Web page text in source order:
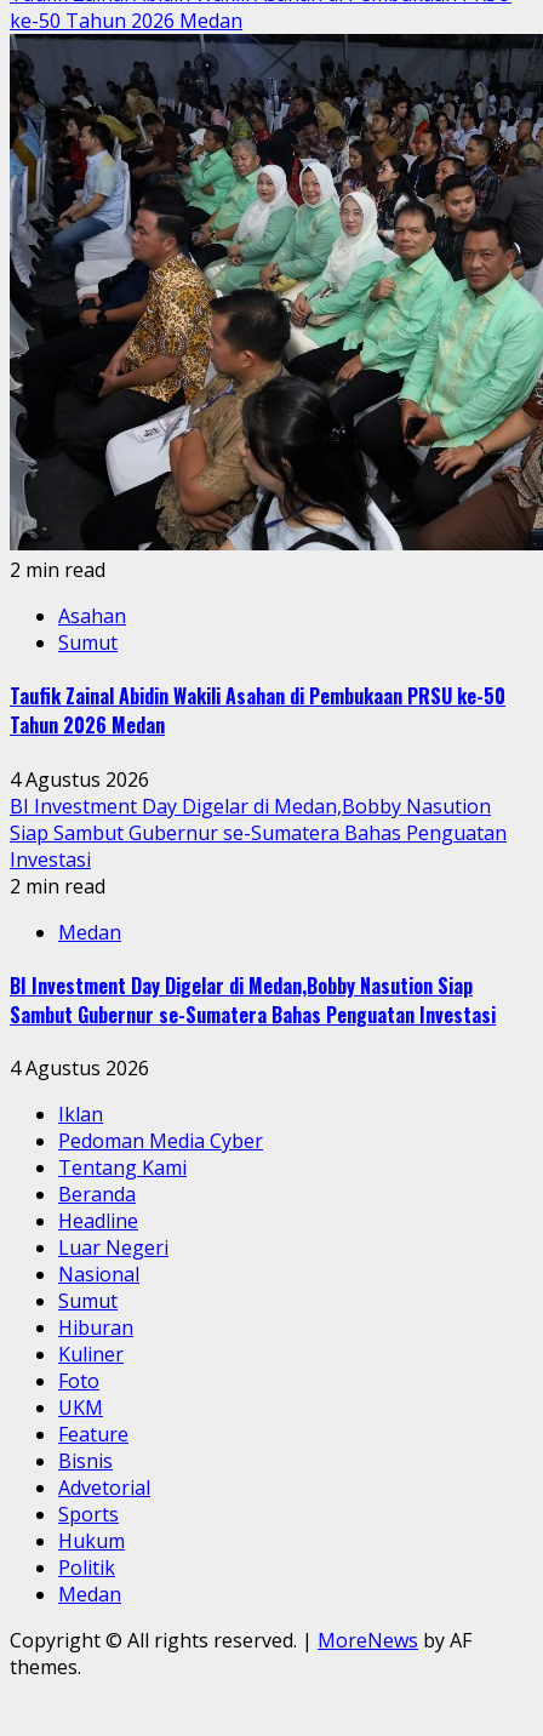
ke-50 Tahun 2026 Medan
2 min read
Asahan
Sumut
Taufik Zainal Abidin Wakili Asahan di Pembukaan PRSU ke-50
Tahun 2026 Medan
4 Agustus 2026
BI Investment Day Digelar di Medan,Bobby Nasution
Siap Sambut Gubernur se-Sumatera Bahas Penguatan
Investasi
2 min read
Medan
BI Investment Day Digelar di Medan,Bobby Nasution Siap
Sambut Gubernur se-Sumatera Bahas Penguatan Investasi
4 Agustus 2026
Iklan
Pedoman Media Cyber
Tentang Kami
Beranda
Headline
Luar Negeri
Nasional
Sumut
Hiburan
Kuliner
Foto
UKM
Feature
Bisnis
Advetorial
Sports
Hukum
Politik
Medan
Copyright © All rights reserved. | MoreNews by AF
themes.